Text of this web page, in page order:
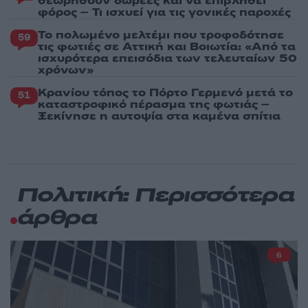
φόρος – Τι ισχυεί για τις γονικές παροχές
59 Το πολωμένο μελτέμι που τροφοδότησε
τις φωτιές σε Αττική και Βοιωτία: «Από τα
ισχυρότερα επεισόδια των τελευταίων 50
χρόνων»
51 Κρανίου τόπος το Πόρτο Γερμενό μετά το
καταστροφικό πέρασμα της φωτιάς –
Ξεκίνησε η αυτοψία στα καμένα σπίτια
Πολιτική: Περισσότερα
άρθρα
6